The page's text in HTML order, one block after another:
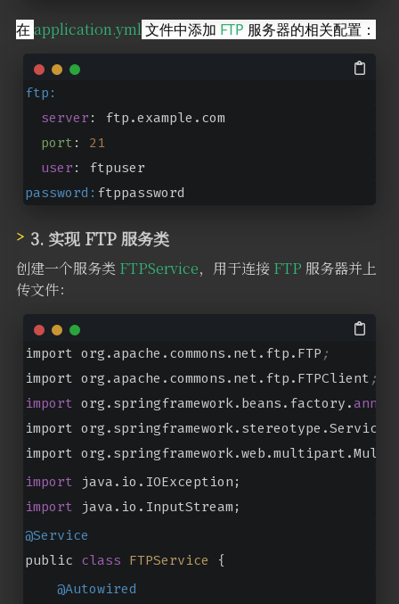
在 application.yml 文件中添加 FTP 服务器的相关配置：
ftp:
server : ftp.example.com
port : 21
user : ftpuser
password: ftppassword
3. 实现 FTP 服务类
创建一个服务类 FTPService，用于连接 FTP 服务器并上
传文件：
import org.apache.commons.net.ftp.FTP ;
import org.apache.commons.net.ftp.FTPClient ;
import org.springframework.beans.factory.
import org.springframework.stereotype.Service
import
import java.io.IOException;
import java.io.InputStream;
@Service
public class FTPService
{
@Autowired